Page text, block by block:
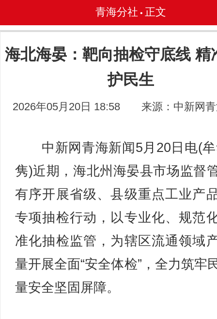
青海分社 • 正文
海北海晏：靶向抽检守底线 精
护民生
2026年05月20日 18:58 来源：中新网
中新网青海新闻5月20日电(牟
隽)近期，海北州海晏县市场监督
有序开展省级、县级重点工业产
专项抽检行动，以专业化、规范
准化抽检监管，为辖区流通领域
量开展全面“安全体检”，全力筑牢
量安全坚固屏障。